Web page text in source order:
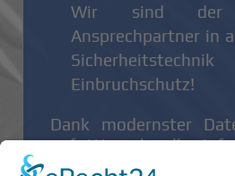
Wir sind der
Ansprechpartner in
Einbruchschutz!
Dank modernster
auf Wunsch alle
Kundenaufträge